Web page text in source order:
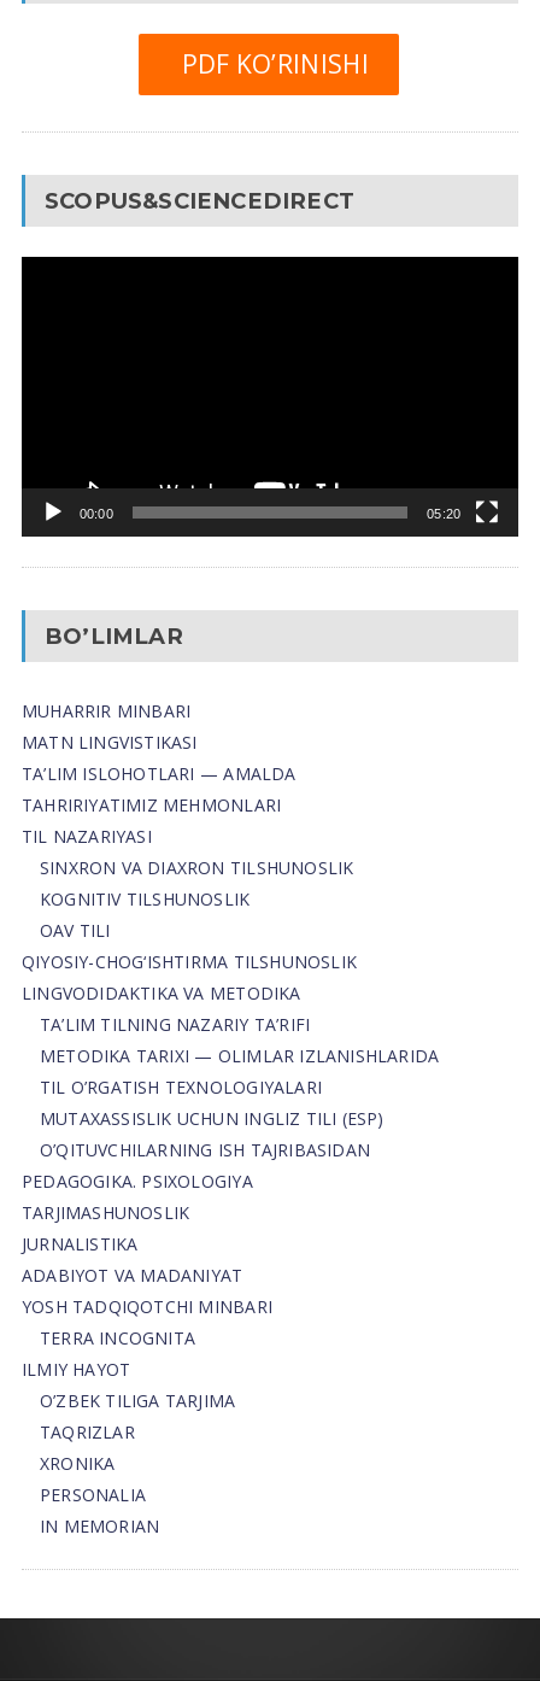
PDF KO’RINISHI
SCOPUS&SCIENCEDIRECT
00:00 05:20
BO’LIMLAR
MUHARRIR MINBARI
MATN LINGVISTIKASI
TA’LIM ISLOHOTLARI — AMALDA
TAHRIRIYATIMIZ MEHMONLARI
TIL NAZARIYASI
SINXRON VA DIAXRON TILSHUNOSLIK
KOGNITIV TILSHUNOSLIK
OAV TILI
QIYOSIY-CHOG‘ISHTIRMA TILSHUNOSLIK
LINGVODIDAKTIKA VA METODIKA
TA’LIM TILNING NAZARIY TA’RIFI
METODIKA TARIXI — OLIMLAR IZLANISHLARIDA
TIL O’RGATISH TEXNOLOGIYALARI
MUTAXASSISLIK UCHUN INGLIZ TILI (ESP)
O’QITUVCHILARNING ISH TAJRIBASIDAN
PEDAGOGIKA. PSIXOLOGIYA
TARJIMASHUNOSLIK
JURNALISTIKA
ADABIYOT VA MADANIYAT
YOSH TADQIQOTCHI MINBARI
TERRA INCOGNITA
ILMIY HAYOT
O’ZBEK TILIGA TARJIMA
TAQRIZLAR
XRONIKA
PERSONALIA
IN MEMORIAN